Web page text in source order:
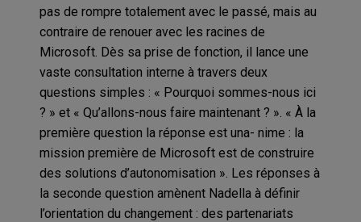
pas de rompre totalement avec le passé, mais au
contraire de renouer avec les racines de
Microsoft. Dès sa prise de fonction, il lance une
vaste consultation interne à travers deux
questions simples : « Pourquoi sommes-nous ici
? » et « Qu’allons-nous faire maintenant ? ». « À la
première question la réponse est una- nime : la
mission première de Microsoft est de construire
des solutions d’autonomisation ». Les réponses à
la seconde question amènent Nadella à définir
l’orientation du changement : des partenariats